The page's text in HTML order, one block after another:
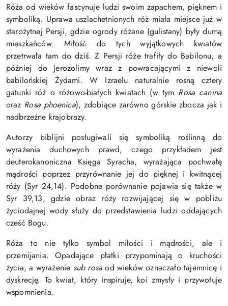
Róża od wieków fascynuje ludzi swoim zapachem, pięknem i
symboliką. Uprawa uszlachetnionych róż miała miejsce już w
starożytnej Persji, gdzie ogrody różane (gulistany) były dumą
mieszkańców. Miłość do tych wyjątkowych kwiatów
przetrwała tam do dziś.Z Persji róże trafiły do Babilonu, a
później do Jerozolimy wraz z powracającymi z niewoli
babilońskiej Żydami. W Izraelu naturalnie rosną cztery
gatunki róż o różowo-białych kwiatach (w tym Rosa canina
oraz Rosa phoenica), zdobiące zarówno górskie zbocza jak i
nadbrzeżne krajobrazy.
Autorzy biblijni posługiwali się symboliką roślinną do
wyrażenia duchowych prawd, czego przykładem jest
deuterokanoniczna Księga Syracha, wyrażająca pochwałę
mądrości poprzez przyrównanie jej do pięknej i kwitnącej
róży (Syr 24,14). Podobne porównanie pojawia się także w
Syr 39,13, gdzie obraz róży rozwijającej się w pobliżu
życiodajnej wody służy do przedstawienia ludzi oddających
cześć Bogu.
Róża to nie tylko symbol miłości i mądrości, ale i
przemijania. Opadające płatki przypominają o kruchości
życia, a wyrażenie sub rosaod wieków oznaczało tajemnicę i
dyskrecję. To kwiat, który inspiruje, koi zmysły i przywołuje
wspomnienia.